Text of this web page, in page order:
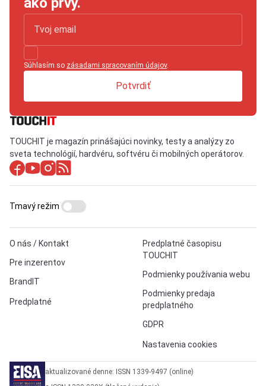
Súhlasím so zásadami spracovaním údajov.
Potvrdiť
TOUCHIT je magazín prinášajúci novinky, testy a analýzy zo
sveta technológií, hardvéru, softvéru či mobilných operátorov.
O nás / Kontakt
Pre inzerentov
BrandIT
Predplatné
Predplatné časopisu
TOUCHIT
Podmienky používania webu
Podmienky predaja
predplatného
GDPR
Nastavenia cookies
Tmavý režim
aktualizované denne: ISSN 1339-9497 (online)